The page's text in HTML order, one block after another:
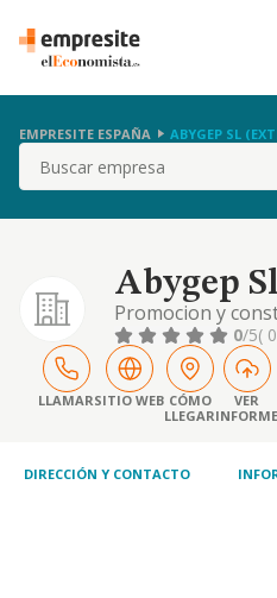
EMPRESITE ESPAÑA ABYGEP SL
Buscar
Abygep
Promocion y
obras, publicas o
promocion de
viviendas, locales
venta de
empresarial,
0/5(
LLAMARSITIO WEB CÓMO
LLEGAR
VER
INFORME
DIRECCIÓN Y CONTACTO